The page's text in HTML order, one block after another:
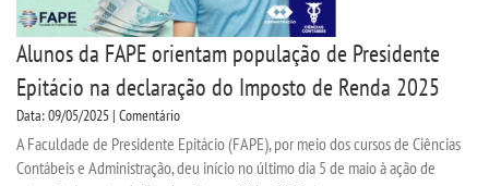
Alunos da FAPE orientam população de Presidente
Epitácio na declaração do Imposto de Renda 2025
Data: 09/05/2025 | Comentário
A Faculdade de Presidente Epitácio (FAPE), por meio dos cursos de Ciências
Contábeis e Administração, deu início no último dia 5 de maio à ação de